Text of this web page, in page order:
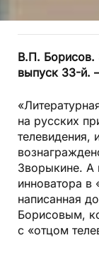
В.П. Борисов.
выпуск 33-й.
на русских
телевидения,
Зворыкине. А
инноватора
написанная
Борисовым,
с «отцом